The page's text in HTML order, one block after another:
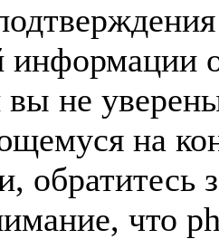
информации
вы не
на
обратитесь
что